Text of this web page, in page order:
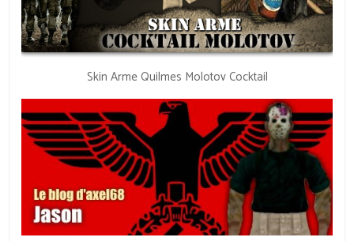
Skin Arme Quilmes Molotov Cocktail